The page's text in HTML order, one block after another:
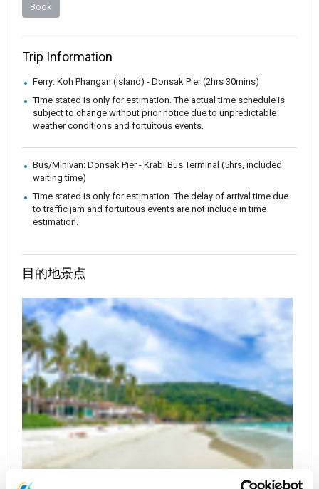
Book
Trip Information
Ferry: Koh Phangan (Island) - Donsak Pier (2hrs 30mins)
Time stated is only for estimation. The actual time schedule is
subject to change without prior notice due to unpredictable
weather conditions and fortuitous events.
Bus/Minivan: Donsak Pier - Krabi Bus Terminal (5hrs, included
waiting time)
Time stated is only for estimation. The delay of arrival time due
to traffic jam and fortuitous events are not include in time
estimation.
目的地景点
帕岸岛